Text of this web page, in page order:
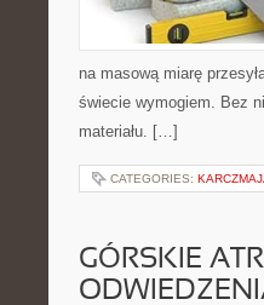
na masową miarę
świecie wymogiem. Bez
materiału. […]
CATEGORIES:
GÓRSKIE